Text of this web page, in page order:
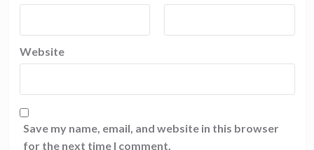
Website
Save my name, email, and website in this browser
for the next time I comment.